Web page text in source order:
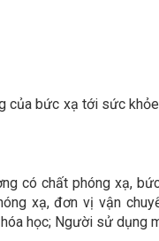
của bức xạ tới sức
có chất phóng xạ,
xạ, đơn vị vận
học; Người sử dụng